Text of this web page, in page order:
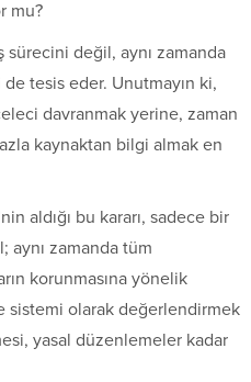
mu?
sürecini değil, aynı zamanda
tesis eder. Unutmayın ki,
davranmak yerine, zaman
kaynaktan bilgi almak en
aldığı bu kararı, sadece bir
aynı zamanda tüm
korunmasına yönelik
sistemi olarak değerlendirmek
yasal düzenlemeler kadar